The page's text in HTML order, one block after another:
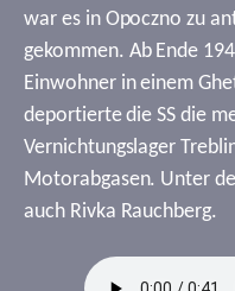
war es in Opoczno zu
gekommen. Ab Ende
Einwohner in einem
deportierte die SS die
Vernichtungslager
Motorabgasen. Unter
auch Rivka Rauchberg.